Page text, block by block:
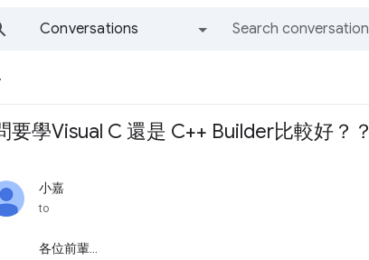
Conversations
要學Visual C 還是 C++ Builder比較好？？
小嘉
unread,
to
各位前輩…